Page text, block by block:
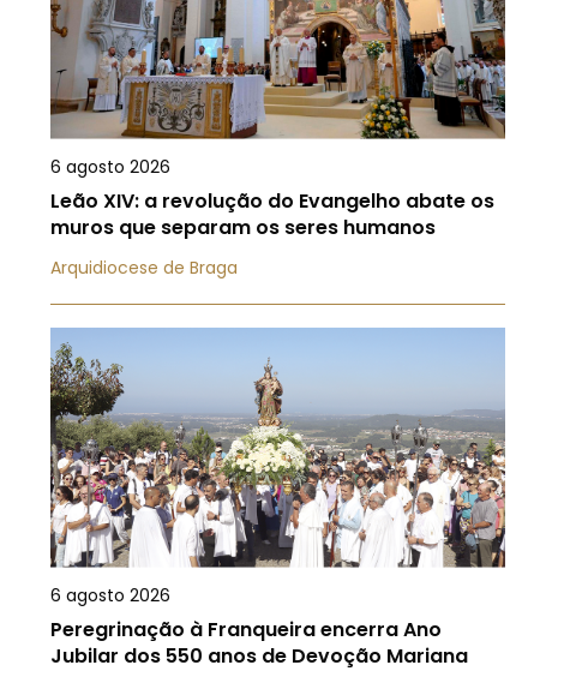
6 agosto 2026
Leão XIV: a revolução do Evangelho abate os
muros que separam os seres humanos
Arquidiocese de Braga
6 agosto 2026
Peregrinação à Franqueira encerra Ano
Jubilar dos 550 anos de Devoção Mariana